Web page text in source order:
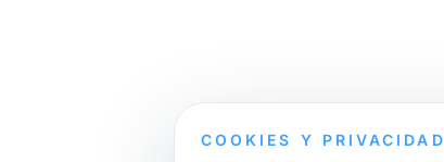
COOKIES Y PRIVACIDAD